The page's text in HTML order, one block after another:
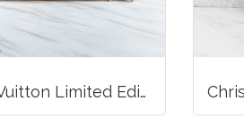
Louis Vuitton Limited Edition Monogram Canvas Sofia Coppola SC Bag